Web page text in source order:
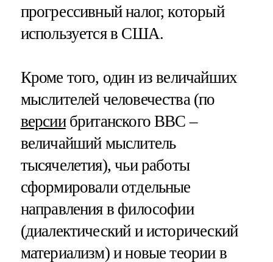
прогрессивный налог, который
используется в США.
Кроме того, один из величайших
мыслителей человечества (по
версиибританского BBC –
величайший мыслитель
тысячелетия), чьи работы
сформировали отдельные
направления в философии
(диалектический и исторический
материализм) и новые теории в